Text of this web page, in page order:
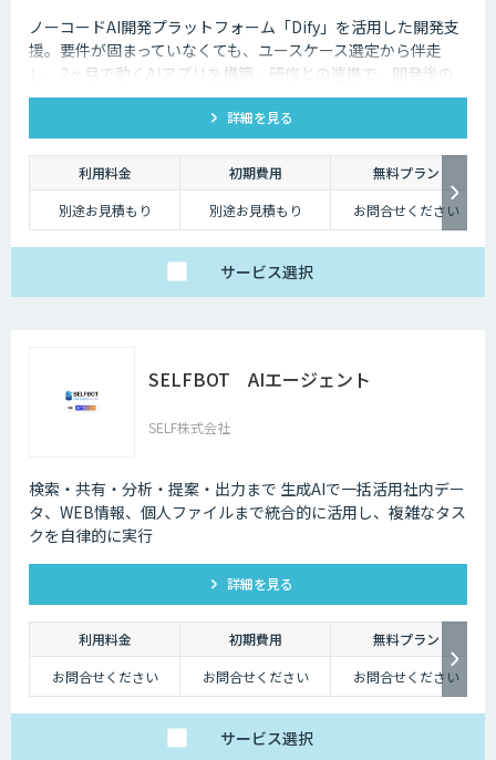
ノーコードAI開発プラットフォーム「Dify」を活用した開発支
援。要件が固まっていなくても、ユースケース選定から伴走
し、2ヶ月で動くAIアプリを構築。研修との連携で、開発後の
内製化・自走までサポートします。
詳細を見る
利用料金 初期費用
無料プラン
別途お見積もり
別途お見積もり お問合せください
サービス選択
SELFBOT AIエージェント
SELF株式会社
検索・共有・分析・提案・出力まで 生成AIで一括活用社内デー
タ、WEB情報、個人ファイルまで統合的に活用し、複雑なタス
クを自律的に実行
詳細を見る
利用料金 初期費用
無料プラン
お問合せください
お問合せください お問合せください
サービス選択